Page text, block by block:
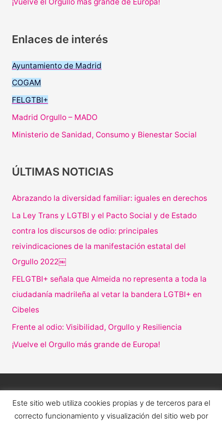
Enlaces de interés
Ayuntamiento de Madrid
COGAM
FELGTBI+
Madrid Orgullo – MADO
Ministerio de Sanidad, Consumo y Bienestar Social
ÚLTIMAS NOTICIAS
Abrazando la diversidad familiar: iguales en derechos
La Ley Trans y LGTBI y el Pacto Social y de Estado
contra los discursos de odio: principales
reivindicaciones de la manifestación estatal del
Orgullo 2022￼
FELGTBI+ señala que Almeida no representa a toda la
ciudadanía madrileña al vetar la bandera LGTBI+ en
Cibeles
Frente al odio: Visibilidad, Orgullo y Resiliencia
¡Vuelve el Orgullo más grande de Europa!
Este sitio web utiliza cookies propias y de terceros para el
correcto funcionamiento y visualización del sitio web por